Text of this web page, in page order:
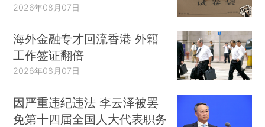
2026年08月07日
海外金融专才回流香港 外籍
工作签证翻倍
2026年08月07日
因严重违纪违法 李云泽被罢
免第十四届全国人大代表职务